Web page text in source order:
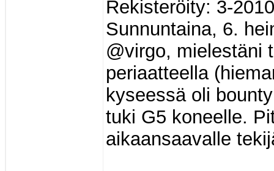
Rekisteröity: 3-2010
Sunnuntaina, 6.
@virgo, mielestäni
periaatteella
kyseessä oli
tuki G5 koneelle.
aikaansaavalle